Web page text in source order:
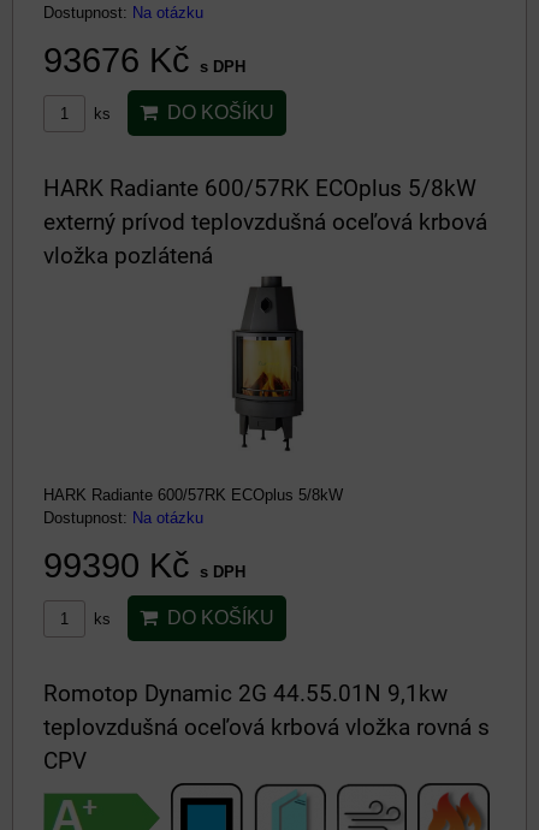
Dostupnost: Na otázku
93676 Kč s DPH
ks DO KOŠÍKU
HARK Radiante 600/57RK ECOplus 5/8kW
externý prívod teplovzdušná oceľová krbová
vložka pozlátená
HARK Radiante 600/57RK ECOplus 5/8kW
Dostupnost: Na otázku
99390 Kč s DPH
ks DO KOŠÍKU
Romotop Dynamic 2G 44.55.01N 9,1kw
teplovzdušná oceľová krbová vložka rovná s
CPV